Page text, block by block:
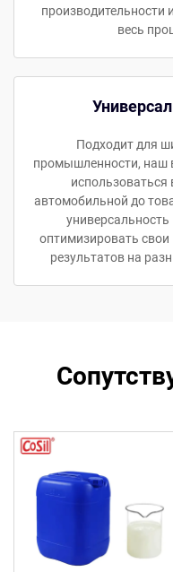
весь
Подходит для
промышленности, наш
использоваться
автомобильной до
оптимизировать
результатов на